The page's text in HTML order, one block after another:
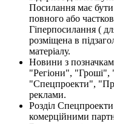
Посилання має бути
повного або
Гіперпосилання (
розміщена в
матеріалу.
Новини з
"Регіони",
"Спецпроекти",
реклами.
Розділ
комерційними